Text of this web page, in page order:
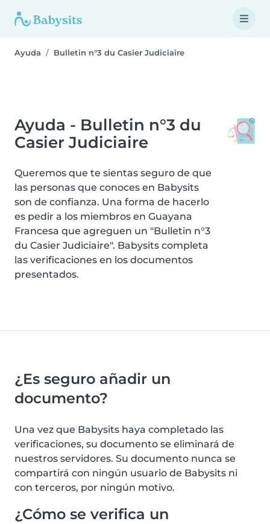
Ayuda Bulletin n°3 du Casier Judiciaire
Ayuda - Bulletin n°3 du
Casier Judiciaire
Queremos que te sientas seguro de que
las personas que conoces en Babysits
son de confianza. Una forma de hacerlo
es pedir a los miembros en Guayana
Francesa que agreguen un "Bulletin n°3
du Casier Judiciaire". Babysits completa
las verificaciones en los documentos
presentados.
¿Es seguro añadir un
documento?
Una vez que Babysits haya completado las
verificaciones, su documento se eliminará de
nuestros servidores. Su documento nunca se
compartirá con ningún usuario de Babysits ni
con terceros, por ningún motivo.
¿Cómo se verifica un